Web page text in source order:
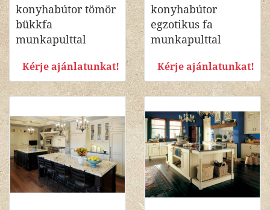
konyhabútor tömör
bükkfa
munkapulttal
Kérje ajánlatunkat!
konyhabútor
egzotikus fa
munkapulttal
Kérje ajánlatunkat!